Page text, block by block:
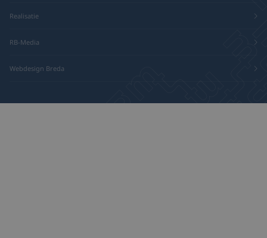
Realisatie
RB-Media
Webdesign Breda